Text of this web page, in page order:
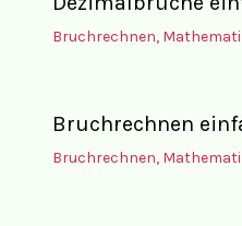
Bruchrechnen,
Bruchrechnen
Bruchrechnen,